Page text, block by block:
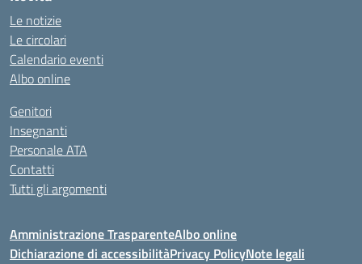
Le notizie
Le circolari
Calendario eventi
Albo online
Genitori
Insegnanti
Personale ATA
Contatti
Tutti gli argomenti
Amministrazione TrasparenteAlbo online
Dichiarazione di accessibilitàPrivacy PolicyNote legali